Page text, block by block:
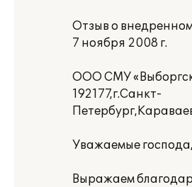
Отзыв о
7 ноября 2008 г.
ООО СМУ
192177,г.Санкт-
Уважаемые господа,
Выражаем